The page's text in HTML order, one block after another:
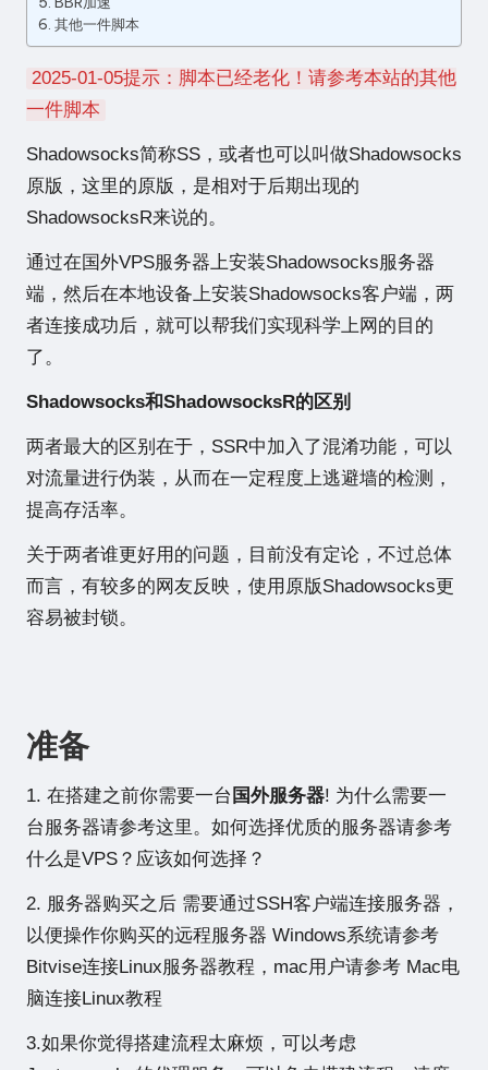
站
其他一件脚本
2025-01-05提示：脚本已经老化！请参考本站的其他
一件脚本
Shadowsocks简称SS，或者也可以叫做Shadowsocks
原版，这里的原版，是相对于后期出现的
ShadowsocksR来说的。
通过在国外VPS服务器上安装Shadowsocks服务器
端，然后在本地设备上安装Shadowsocks客户端，两
者连接成功后，就可以帮我们实现科学上网的目的
了。
Shadowsocks和ShadowsocksR的区别
两者最大的区别在于，SSR中加入了混淆功能，可以
对流量进行伪装，从而在一定程度上逃避墙的检测，
提高存活率。
关于两者谁更好用的问题，目前没有定论，不过总体
而言，有较多的网友反映，使用原版Shadowsocks更
容易被封锁。
准备
1. 在搭建之前你需要一台 国外服务器! 为什么需要一
台服务器请参考这里。如何选择优质的服务器请参考
什么是VPS？应该如何选择？
2. 服务器购买之后 需要通过SSH客户端连接服务器，
以便操作你购买的远程服务器 Windows系统请参考
Bitvise连接Linux服务器教程 ，mac用户请参考 Mac电
脑连接Linux教程
3.如果你觉得搭建流程太麻烦，可以考虑